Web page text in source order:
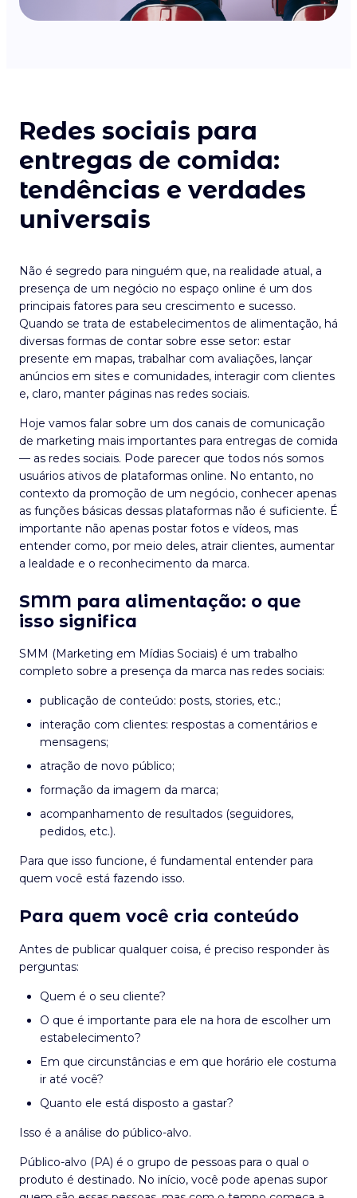
Redes sociais para
entregas de comida:
tendências e verdades
universais
Não é segredo para ninguém que, na realidade atual, a
presença de um negócio no espaço online é um dos
principais fatores para seu crescimento e sucesso.
Quando se trata de estabelecimentos de alimentação, há
diversas formas de contar sobre esse setor: estar
presente em mapas, trabalhar com avaliações, lançar
anúncios em sites e comunidades, interagir com clientes
e, claro, manter páginas nas redes sociais.
Hoje vamos falar sobre um dos canais de comunicação
de marketing mais importantes para entregas de comida
— as redes sociais. Pode parecer que todos nós somos
usuários ativos de plataformas online. No entanto, no
contexto da promoção de um negócio, conhecer apenas
as funções básicas dessas plataformas não é suficiente. É
importante não apenas postar fotos e vídeos, mas
entender como, por meio deles, atrair clientes, aumentar
a lealdade e o reconhecimento da marca.
SMM para alimentação: o que
isso significa
SMM (Marketing em Mídias Sociais) é um trabalho
completo sobre a presença da marca nas redes sociais:
publicação de conteúdo: posts, stories, etc.;
interação com clientes: respostas a comentários e
mensagens;
atração de novo público;
formação da imagem da marca;
acompanhamento de resultados (seguidores,
pedidos, etc.).
Para que isso funcione, é fundamental entender para
quem você está fazendo isso.
Para quem você cria conteúdo
Antes de publicar qualquer coisa, é preciso responder às
perguntas:
Quem é o seu cliente?
O que é importante para ele na hora de escolher um
estabelecimento?
Em que circunstâncias e em que horário ele costuma
ir até você?
Quanto ele está disposto a gastar?
Isso é a análise do público-alvo.
Público-alvo (PA) é o grupo de pessoas para o qual o
produto é destinado. No início, você pode apenas supor